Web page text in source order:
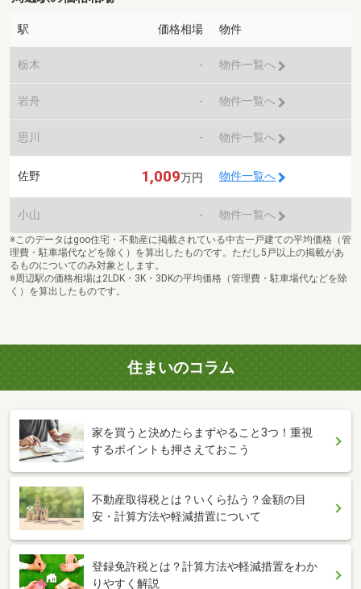
駅 価格相場 物件
栃木 - 物件一覧へ
岩舟 - 物件一覧へ
思川 - 物件一覧へ
佐野 1,009万円 物件一覧へ
小山 - 物件一覧へ
※このデータはgoo住宅・不動産に掲載されている中古一戸建ての平均価格（管
理費・駐車場代などを除く）を算出したものです。ただし5戸以上の掲載があ
るものについてのみ対象とします。
※周辺駅の価格相場は2LDK・3K・3DKの平均価格（管理費・駐車場代などを除
く）を算出したものです。
住まいのコラム
家を買うと決めたらまずやること3つ！重視
するポイントも押さえておこう
不動産取得税とは？いくら払う？金額の目
安・計算方法や軽減措置について
登録免許税とは？計算方法や軽減措置をわか
りやすく解説